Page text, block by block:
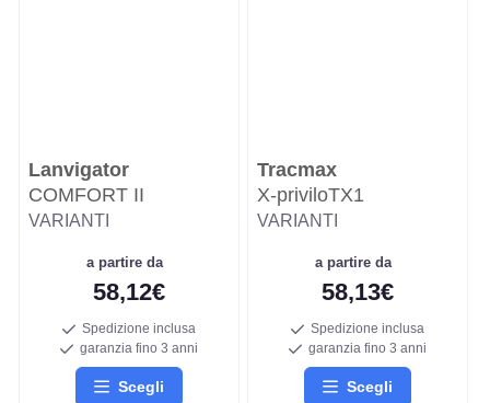
Lanvigator
COMFORT II
VARIANTI
a partire da
58,12€
Spedizione inclusa
garanzia fino 3 anni
Scegli
Tracmax
X-priviloTX1
VARIANTI
a partire da
58,13€
Spedizione inclusa
garanzia fino 3 anni
Scegli